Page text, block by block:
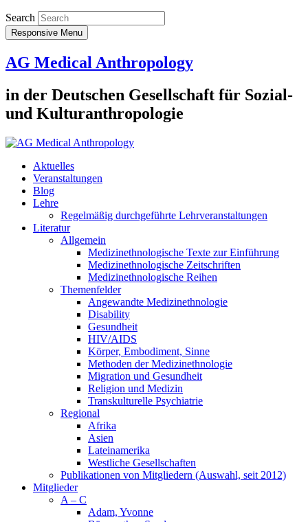
Search
Responsive Menu
AG Medical Anthropology
in der Deutschen Gesellschaft für Sozial-
und Kulturanthropologie
Aktuelles
Veranstaltungen
Blog
Lehre
Regelmäßig durchgeführte Lehrveranstaltungen
Literatur
Allgemein
Medizinethnologische Texte zur Einführung
Medizinethnologische Zeitschriften
Medizinethnologische Reihen
Themenfelder
Angewandte Medizinethnologie
Disability
Gesundheit
HIV/AIDS
Körper, Embodiment, Sinne
Methoden der Medizinethnologie
Migration und Gesundheit
Religion und Medizin
Transkulturelle Psychiatrie
Regional
Afrika
Asien
Lateinamerika
Westliche Gesellschaften
Publikationen von Mitgliedern (Auswahl, seit 2012)
Mitglieder
A – C
Adam, Yvonne